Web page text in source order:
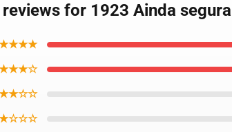
for 1923 Ainda